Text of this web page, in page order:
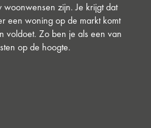
woonwensen zijn. Je krijgt dat
een woning op de markt komt
voldoet. Zo ben je als een van
op de hoogte.